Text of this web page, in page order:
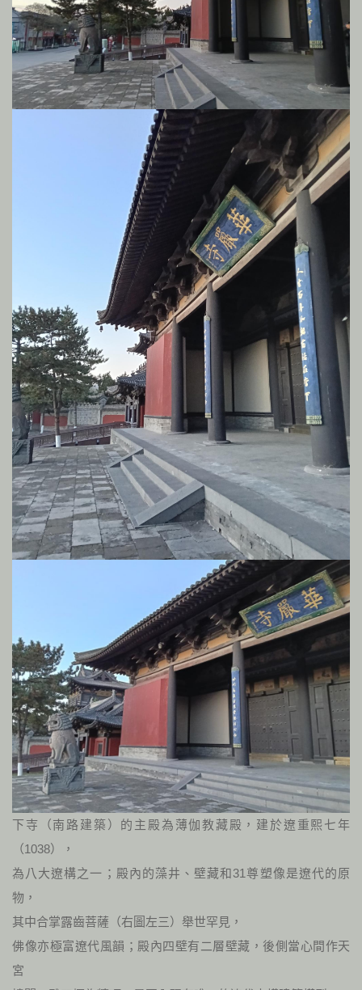
下寺（南路建築）的主殿為薄伽教藏殿，建於遼重熙七年
（1038），
為八大遼構之一；殿內的藻井、壁藏和31尊塑像是遼代的原
物，
其中合掌露齒菩薩（右圖左三）舉世罕見，
佛像亦極富遼代風韻；殿內四壁有二層壁藏，後側當心間作天
宮